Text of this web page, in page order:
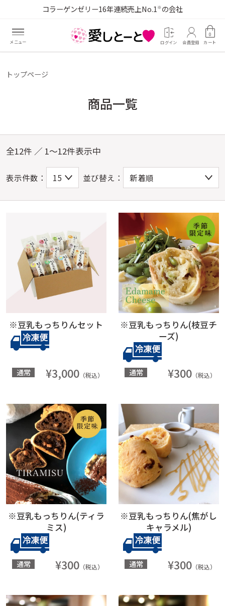
コラーゲンゼリー16年連続売上No.1 ※の会社
ログイン 会員登録 カート
0
トップページ
商品一覧
全12件 ／ 1～12件表示中
表示件数： 並び替え：
※豆乳もっちりんセット
通常 ¥3,000 （税込）
※豆乳もっちりん(枝豆チ
ーズ)
通常 ¥300 （税込）
※豆乳もっちりん(ティラ
ミス)
通常 ¥300 （税込）
※豆乳もっちりん(焦がし
キャラメル)
通常 ¥300 （税込）